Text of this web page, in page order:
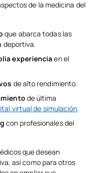
de la medicina del
que abarca todas las
deportiva.
experienciaen el
de alto rendimiento.
de última
virtual de simulación.
con profesionales del
que desean
así como para otros